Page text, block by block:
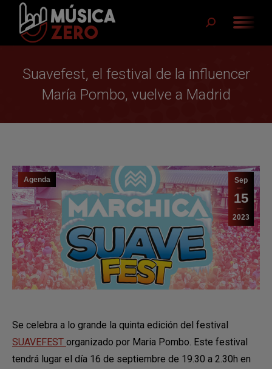
Buscar:
Suavefest, el festival de la influencer
María Pombo, vuelve a Madrid
Sep
15
2023
Agenda
Se celebra a lo grande la quinta edición del festival
SUAVEFEST organizado por Maria Pombo. Este festival
tendrá lugar el día 16 de septiembre de 19.30 a 2.30h en